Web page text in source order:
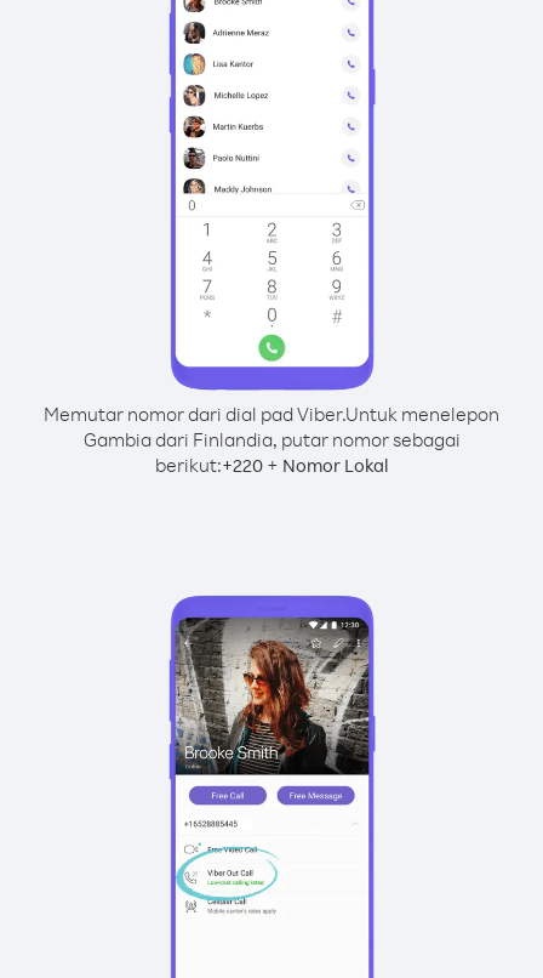
Memutar nomor dari dial pad Viber.Untuk menelepon
Gambia dari Finlandia, putar nomor sebagai
berikut:+220+ Nomor Lokal